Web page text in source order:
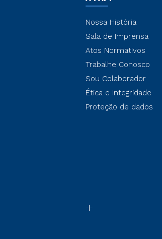
Nossa História
Sala de Imprensa
Atos Normativos
Trabalhe Conosco
Sou Colaborador
Ética e Integridade
Proteção de dados